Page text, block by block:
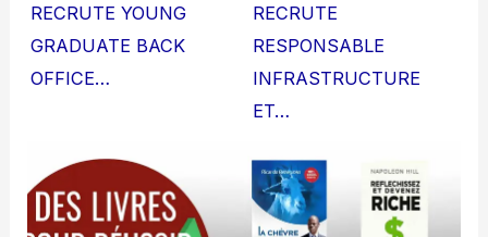
RECRUTE YOUNG
GRADUATE BACK
OFFICE…
RECRUTE
RESPONSABLE
INFRASTRUCTURE
ET…